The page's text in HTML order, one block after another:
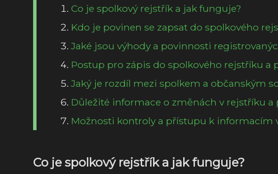
Co je spolkový rejstřík a jak funguje?
Kdo je povinen se zapsat do spolkového
Jaké jsou výhody a povinnosti
Postup pro zápis do spolkového rejstříku a
Jaký je rozdíl mezi spolkem a občanským
Důležité informace o změnách v rejstříku
Možnosti kontroly a přístupu k informacím
Co je spolkový rejstřík a jak funguje?